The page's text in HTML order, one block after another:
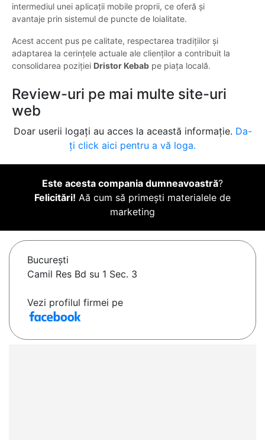
intermediul unei aplicații mobile proprii, ce oferă și
avantaje prin sistemul de puncte de loialitate.
Acest accent pus pe calitate, respectarea tradițiilor și
adaptarea la cerințele actuale ale clienților a contribuit la
consolidarea poziției Dristor Kebab pe piața locală.
Review-uri pe mai multe site-uri
web
Doar userii logați au acces la această informație. Da-
ți click aici pentru a vă loga.
Este acesta compania dumneavoastră?
Felicitări! Aă cum să primești materialele de
marketing
Bucureşti
Camil Res Bd su 1 Sec. 3
Vezi profilul firmei pe